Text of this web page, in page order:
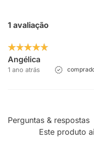
1 avaliação
Angélica
1 ano atrás
Perguntas & respostas
Este produto